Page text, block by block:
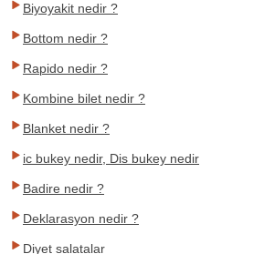
Biyoyakit nedir ?
Bottom nedir ?
Rapido nedir ?
Kombine bilet nedir ?
Blanket nedir ?
ic bukey nedir, Dis bukey nedir
Badire nedir ?
Deklarasyon nedir ?
Diyet salatalar